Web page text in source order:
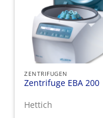
ZENTRIFUGEN
Zentrifuge EBA 200
Hettich